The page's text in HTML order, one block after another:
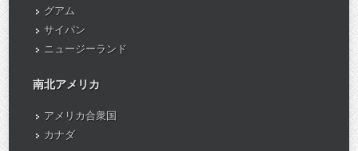
グアム
サイパン
ニュージーランド
南北アメリカ
アメリカ合衆国
カナダ